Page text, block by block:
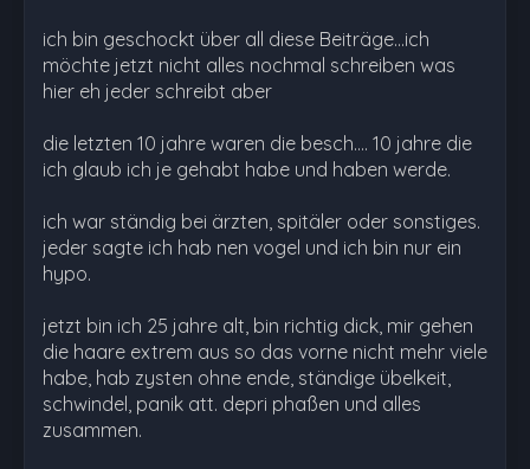
ich bin geschockt über all diese Beiträge...ich
möchte jetzt nicht alles nochmal schreiben was
hier eh jeder schreibt aber
die letzten 10 jahre waren die besch.... 10 jahre die
ich glaub ich je gehabt habe und haben werde.
ich war ständig bei ärzten, spitäler oder sonstiges.
jeder sagte ich hab nen vogel und ich bin nur ein
hypo.
jetzt bin ich 25 jahre alt, bin richtig dick, mir gehen
die haare extrem aus so das vorne nicht mehr viele
habe, hab zysten ohne ende, ständige übelkeit,
schwindel, panik att. depri phaßen und alles
zusammen.